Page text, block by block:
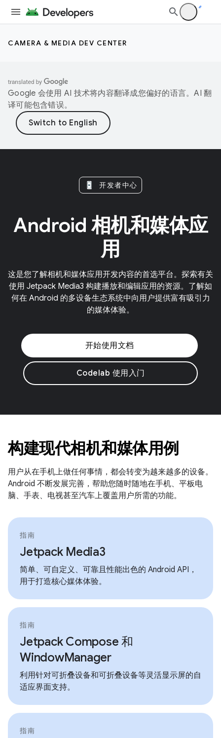
CAMERA & MEDIA DEV CENTER
Google 会使用 AI 技术将内容翻译成您偏好的语言。AI 翻
译可能包含错误。
开发者中心
Android 相机和媒体应
用
这是您了解相机和媒体应用开发内容的首选平台。探索有关
使用 Jetpack Media3 构建播放和编辑应用的资源。了解如
何在 Android 的多设备生态系统中向用户提供富有吸引力
的媒体体验。
开始使用文档
Codelab 使用入门
构建现代相机和媒体用例
用户从在手机上做任何事情，都会转变为越来越多的设备。
Android 不断发展完善，帮助您随时随地在手机、平板电
脑、手表、电视甚至汽车上覆盖用户所需的功能。
指南
Jetpack Media3
简单、可自定义、可靠且性能出色的 Android API，
用于打造核心媒体体验。
指南
Jetpack Compose 和
WindowManager
利用针对可折叠设备和可折叠设备等灵活显示屏的自
适应界面支持。
指南